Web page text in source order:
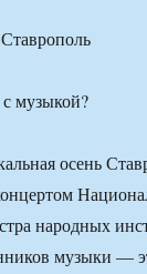
осень
народных
музыки —